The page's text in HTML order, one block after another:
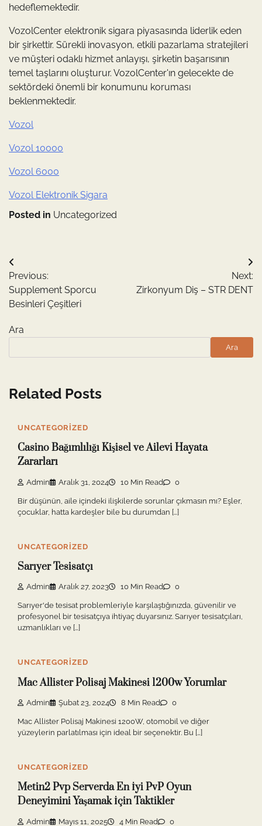
hedeflemektedir.
VozolCenter elektronik sigara piyasasında liderlik eden
bir şirkettir. Sürekli inovasyon, etkili pazarlama stratejileri
ve müşteri odaklı hizmet anlayışı, şirketin başarısının
temel taşlarını oluşturur. VozolCenter'ın gelecekte de
sektördeki önemli bir konumunu koruması
beklenmektedir.
Vozol
Vozol 10000
Vozol 6000
Vozol Elektronik Sigara
Posted in Uncategorized
Yazı
gezinmesi
Previous:
Supplement Sporcu
Besinleri Çeşitleri
Next:
Zirkonyum Diş – STR DENT
Ara
Ara
Related Posts
UNCATEGORIZED
Casino Bağımlılığı Kişisel ve Ailevi Hayata
Zararları
Admin Aralık 31, 2024 10 Min Read 0
Bir düşünün, aile içindeki ilişkilerde sorunlar çıkmasın mı? Eşler,
çocuklar, hatta kardeşler bile bu durumdan […]
UNCATEGORIZED
Sarıyer Tesisatçı
Admin Aralık 27, 2023 10 Min Read 0
Sarıyer'de tesisat problemleriyle karşılaştığınızda, güvenilir ve
profesyonel bir tesisatçıya ihtiyaç duyarsınız. Sarıyer tesisatçıları,
uzmanlıkları ve […]
UNCATEGORIZED
Mac Allister Polisaj Makinesi 1200w Yorumlar
Admin Şubat 23, 2024 8 Min Read 0
Mac Allister Polisaj Makinesi 1200W, otomobil ve diğer
yüzeylerin parlatılması için ideal bir seçenektir. Bu […]
UNCATEGORIZED
Metin2 Pvp Serverda En İyi PvP Oyun
Deneyimini Yaşamak İçin Taktikler
Admin Mayıs 11, 2025 4 Min Read 0